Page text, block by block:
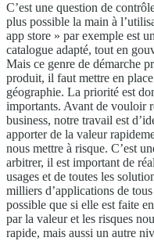
C’est une question de
plus possible la main à
app store » par exemple est
catalogue adapté, tout en
Mais ce genre de démarche
produit, il faut mettre en
géographie. La priorité est
importants. Avant de vouloir
business, notre travail est
apporter de la valeur
nous mettre à risque. C’est
arbitrer, il est important de
usages et de toutes les
milliers d’applications de
possible que si elle est faite
par la valeur et les risques
rapide, mais aussi un autre